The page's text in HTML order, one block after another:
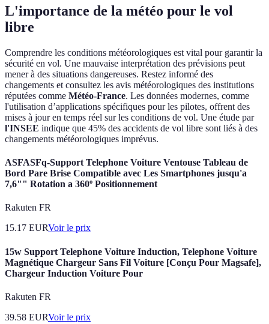
L'importance de la météo pour le vol
libre
Comprendre les conditions météorologiques est vital pour garantir la
sécurité en vol. Une mauvaise interprétation des prévisions peut
mener à des situations dangereuses. Restez informé des
changements et consultez les avis météorologiques des institutions
réputées comme Météo-France. Les données modernes, comme
l'utilisation d’applications spécifiques pour les pilotes, offrent des
mises à jour en temps réel sur les conditions de vol. Une étude par
l'INSEE indique que 45% des accidents de vol libre sont liés à des
changements météorologiques imprévus.
ASFASFq-Support Telephone Voiture Ventouse Tableau de
Bord Pare Brise Compatible avec Les Smartphones jusqu'a
7,6"" Rotation a 360º Positionnement
Rakuten FR
15.17 EURVoir le prix
15w Support Telephone Voiture Induction, Telephone Voiture
Magnétique Chargeur Sans Fil Voiture [Conçu Pour Magsafe],
Chargeur Induction Voiture Pour
Rakuten FR
39.58 EURVoir le prix